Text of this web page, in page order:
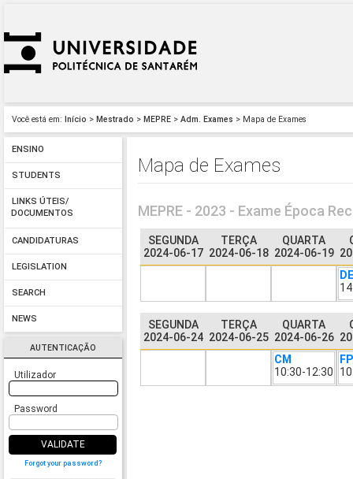
Você está em: Início > Mestrado > MEPRE > Adm. Exames > Mapa de Exames
ENSINO
STUDENTS
LINKS ÚTEIS/
DOCUMENTOS
CANDIDATURAS
LEGISLATION
SEARCH
NEWS
AUTENTICAÇÃO
Utilizador
Password
VALIDATE
Forgot your password?
Mapa de Exames
MEPRE - 2023 - Exame Época
SEGUNDA
2024-06-17
TERÇA
2024-06-18
QUARTA
2024-06-19
SEGUNDA
2024-06-24
TERÇA
2024-06-25
QUARTA
2024-06-26
CM
10:30-12:30